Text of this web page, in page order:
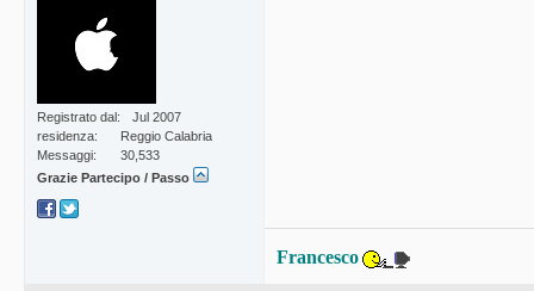
Registrato dal
Jul 2007
residenza
Reggio Calabria
Messaggi
30,533
Grazie Partecipo / Passo
Francesco